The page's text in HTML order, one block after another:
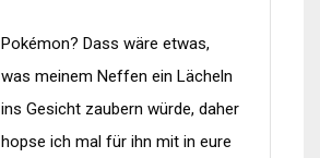
Pokémon? Dass wäre etwas,
was meinem Neffen ein Lächeln
ins Gesicht zaubern würde, daher
hopse ich mal für ihn mit in eure